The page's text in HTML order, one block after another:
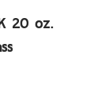
20 oz.